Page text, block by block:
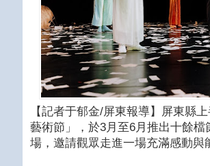
【記者于郁金/屏東報導】屏東縣
藝術節」，於3月至6月推出十餘
場，邀請觀眾走進一場充滿感動與